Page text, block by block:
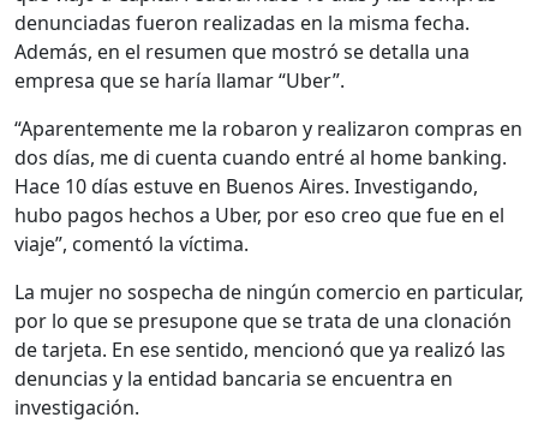
denunciadas fueron realizadas en la misma fecha.
Además, en el resumen que mostró se detalla una
empresa que se haría llamar “Uber”.
“Aparentemente me la robaron y realizaron compras en
dos días, me di cuenta cuando entré al home banking.
Hace 10 días estuve en Buenos Aires. Investigando,
hubo pagos hechos a Uber, por eso creo que fue en el
viaje”, comentó la víctima.
La mujer no sospecha de ningún comercio en particular,
por lo que se presupone que se trata de una clonación
de tarjeta. En ese sentido, mencionó que ya realizó las
denuncias y la entidad bancaria se encuentra en
investigación.